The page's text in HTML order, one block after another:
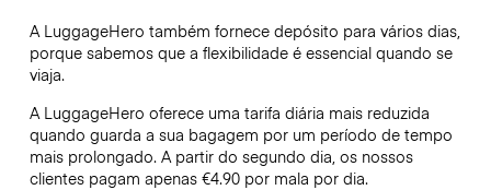
A LuggageHero também fornece depósito para vários dias,
porque sabemos que a flexibilidade é essencial quando se
viaja.
A LuggageHero oferece uma tarifa diária mais reduzida
quando guarda a sua bagagem por um período de tempo
mais prolongado. A partir do segundo dia, os nossos
clientes pagam apenas €4.90 por mala por dia.